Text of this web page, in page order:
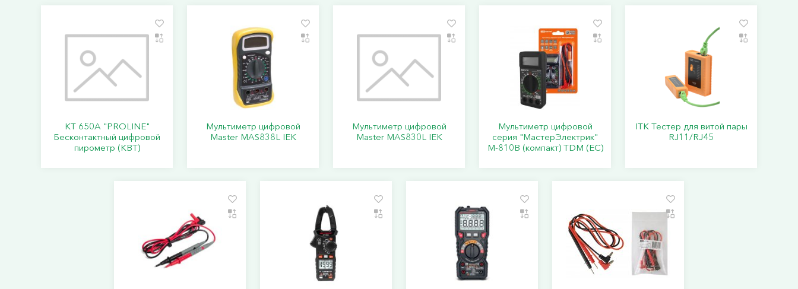
KT 650A "PROLINE"
Бесконтактный цифровой
пирометр (КВТ)
Мультиметр цифровой
Master MAS838L IEK
Мультиметр цифровой
Master MAS830L IEK
Мультиметр цифровой
серия "МастерЭлектрик"
М-810В (компакт) TDM (ЕС)
ITK Тестер для витой пары
RJ11/RJ45